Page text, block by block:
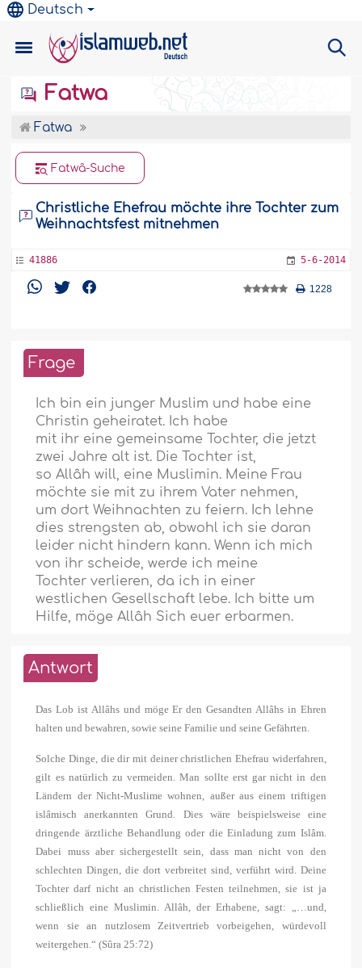
Deutsch
Fatwa
Fatwa
Fatwâ-Suche
Christliche Ehefrau möchte ihre Tochter zum
Weihnachtsfest mitnehmen
41886 5-6-2014
1228
Frage
Ich bin ein junger Muslim und habe eine
Christin geheiratet. Ich habe
mit ihr eine gemeinsame Tochter, die jetzt
zwei Jahre alt ist. Die Tochter ist,
so Allâh will, eine Muslimin. Meine Frau
möchte sie mit zu ihrem Vater nehmen,
um dort Weihnachten zu feiern. Ich lehne
dies strengsten ab, obwohl ich sie daran
leider nicht hindern kann. Wenn ich mich
von ihr scheide, werde ich meine
Tochter verlieren, da ich in einer
westlichen Gesellschaft lebe. Ich bitte um
Hilfe, möge Allâh Sich euer erbarmen.
Antwort
Das Lob ist Allâhs und möge Er den Gesandten Allâhs in Ehren
halten und bewahren, sowie seine Familie und seine Gefährten.
Solche Dinge, die dir mit deiner christlichen Ehefrau widerfahren,
gilt es natürlich zu vermeiden. Man sollte erst gar nicht in den
Ländern der Nicht-Muslime wohnen, außer aus einem triftigen
islâmisch anerkannten Grund. Dies wäre beispielsweise eine
dringende ärztliche Behandlung oder die Einladung zum Islâm.
Dabei muss aber sichergestellt sein, dass man nicht von den
schlechten Dingen, die dort verbreitet sind, verführt wird. Deine
Tochter darf nicht an christlichen Festen teilnehmen, sie ist ja
schließlich eine Muslimin. Allâh, der Erhabene, sagt: „…und,
wenn sie an nutzlosem Zeitvertrieb vorbeigehen, würdevoll
weitergehen.“ (Sûra 25:72)